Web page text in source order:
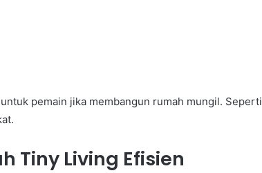
pemain jika membangun rumah mungil.
Tiny Living Efisien